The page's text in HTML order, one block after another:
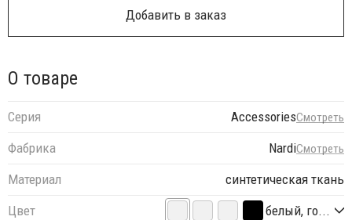
Добавить в заказ
О товаре
Серия AccessoriesСмотреть
Фабрика NardiСмотреть
Материал
синтетическая ткань
Цвет
белый, го...